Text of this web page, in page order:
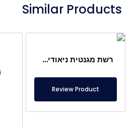
Similar Products
רשת מגנטית ניאודימיום 9 מוטות Ø420 מ"מ – ייצור מיוחד למפעל סוכר
Review Product